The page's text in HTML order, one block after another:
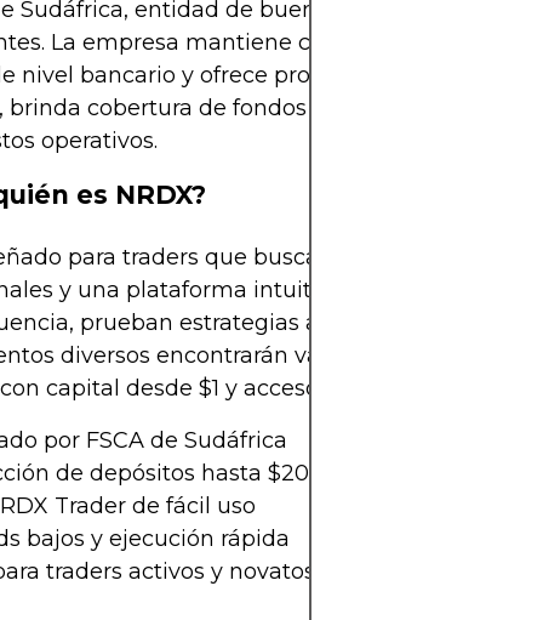
Sudáfrica, entidad de buena reputación en
La empresa mantiene cuentas segregadas,
nivel bancario y ofrece protección de saldo
brinda cobertura de fondos hasta $20,000 en
operativos.
es NRDX?
para traders que buscan spreads bajos,
y una plataforma intuitiva. Los usuarios que
prueban estrategias automatizadas o
diversos encontrarán valor. También es
capital desde $1 y acceso móvil completo.
por FSCA de Sudáfrica
de depósitos hasta $20,000
Trader de fácil uso
bajos y ejecución rápida
traders activos y novatos